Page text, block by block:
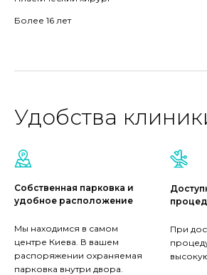
Более 16 лет
Удобства
Собственная парковка и
удобное расположение
Мы находимся в самом
центре Киева. В вашем
распоряжении охраняемая
парковка внутри двора.
При